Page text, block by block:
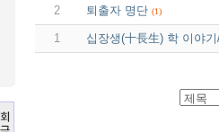
2 퇴출자 명단 (1)
1 십장생(十長生) 학 이야